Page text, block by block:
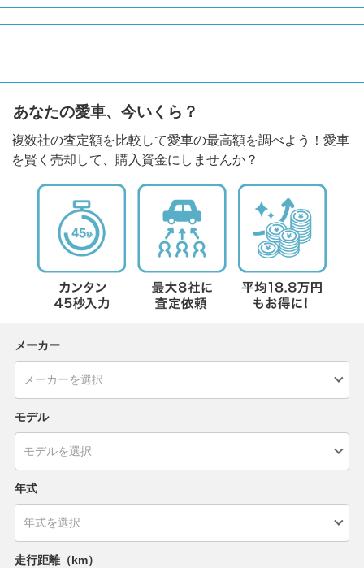
あなたの愛車、今いくら？
複数社の査定額を比較して愛車の最高額を調べよう！愛車
を賢く売却して、購入資金にしませんか？
メーカー
モデル
年式
走行距離（km）